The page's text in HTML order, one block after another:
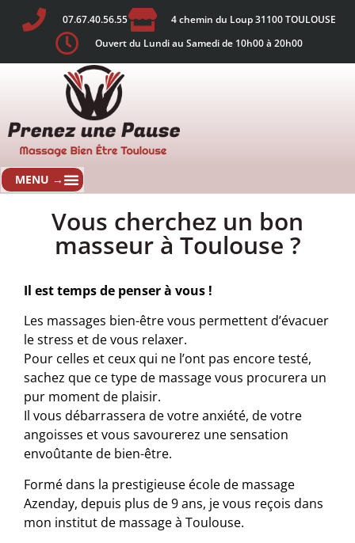
07.67.40.56.55
4 chemin du Loup 31100 TOULOUSE
Ouvert du Lundi au Samedi de 10h00 à 20h00
Vous cherchez un bon
masseur à Toulouse ?
Il est temps de penser à vous !
Les massages bien-être vous permettent d’évacuer
le stress et de vous relaxer.
Pour celles et ceux qui ne l’ont pas encore testé,
sachez que ce type de massage vous procurera un
pur moment de plaisir.
Il vous débarrassera de votre anxiété, de votre
angoisses et vous savourerez une sensation
envoûtante de bien-être.
Formé dans la prestigieuse école de massage
Azenday, depuis plus de 9 ans, je vous reçois dans
mon institut de massage à Toulouse.